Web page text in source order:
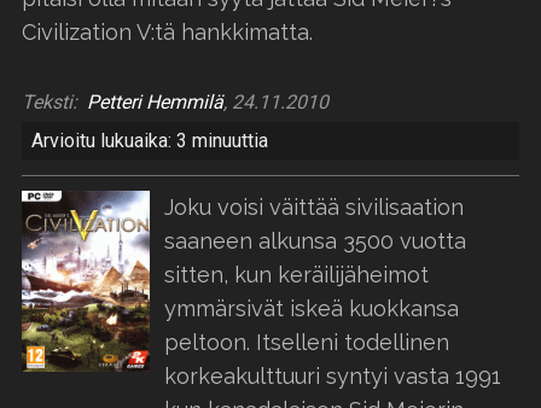
Civilization V:tä hankkimatta.
Teksti: Petteri Hemmilä, 24.11.2010
Arvioitu lukuaika: 3 minuuttia
Joku voisi väittää sivilisaation
saaneen alkunsa 3500 vuotta
sitten, kun keräilijäheimot
ymmärsivät iskeä kuokkansa
peltoon. Itselleni todellinen
korkeakulttuuri syntyi vasta 1991